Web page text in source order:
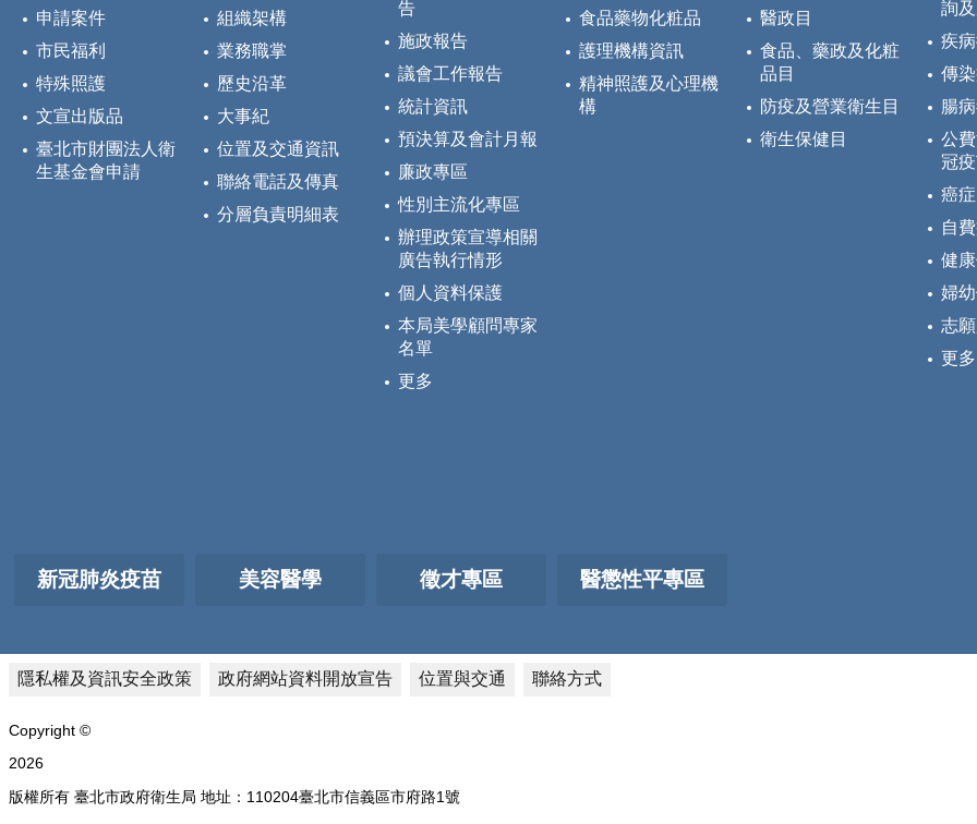
申請案件
市民福利
特殊照護
文宣出版品
臺北市財團法人衛
生基金會申請
組織架構
業務職掌
歷史沿革
大事紀
位置及交通資訊
聯絡電話及傳真
分層負責明細表
告
施政報告
議會工作報告
統計資訊
預決算及會計月報
廉政專區
性別主流化專區
辦理政策宣導相關
廣告執行情形
個人資料保護
本局美學顧問專家
名單
更多
食品藥物化粧品
護理機構資訊
精神照護及心理機
構
醫政目
食品、藥政及化粧
品目
防疫及營業衛生目
衛生保健目
詢
疾
傳
腸
公
冠
癌
自
健
婦
志
更多
新冠肺炎疫苗 美容醫學 徵才專區 醫懲性平專區
隱私權及資訊安全政策 政府網站資料開放宣告 位置與交通 聯絡方式
Copyright ©
2026
版權所有 臺北市政府衛生局 地址：110204臺北市信義區市府路1號